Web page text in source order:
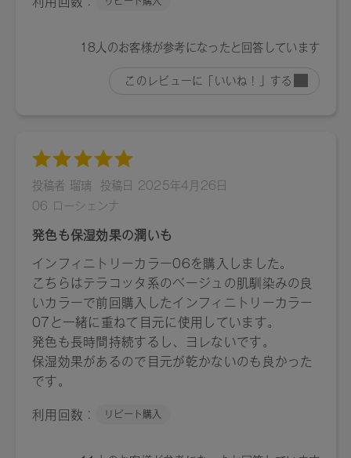
●パッケージのリニューアル等の理由により、成分・処方が記
●予告なくパッケージ仕様が変更になる場合がございます。